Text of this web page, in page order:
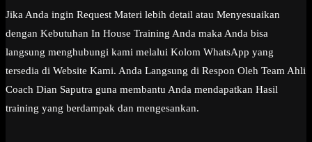
Jika Anda ingin Request Materi lebih detail atau Menyesuaikan
dengan Kebutuhan In House Training Anda maka Anda bisa
langsung menghubungi kami melalui Kolom WhatsApp yang
tersedia di Website Kami. Anda Langsung di Respon Oleh Team Ahli
Coach Dian Saputra guna membantu Anda mendapatkan Hasil
training yang berdampak dan mengesankan.